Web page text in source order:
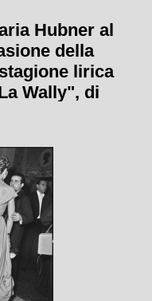
Hubner al
della
lirica
Wally", di
Pavlova